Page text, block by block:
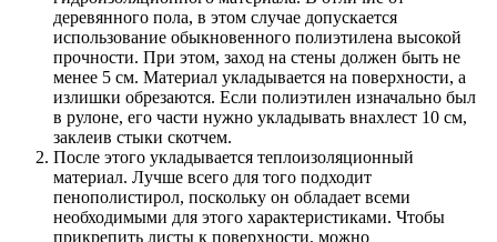
деревянного пола, в этом случае допускается
использование обыкновенного полиэтилена высокой
прочности. При этом, заход на стены должен быть не
менее 5 см. Материал укладывается на поверхности, а
излишки обрезаются. Если полиэтилен изначально был
в рулоне, его части нужно укладывать внахлест 10 см,
заклеив стыки скотчем.
После этого укладывается теплоизоляционный
материал. Лучше всего для того подходит
пенополистирол, поскольку он обладает всеми
необходимыми для этого характеристиками. Чтобы
прикрепить листы к поверхности, можно